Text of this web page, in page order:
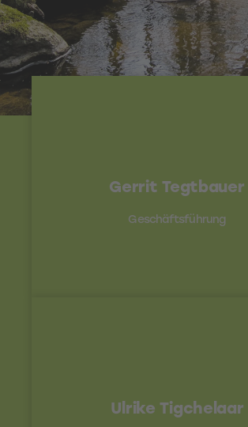
Gerrit Tegtbauer
Geschäftsführung
Mobil: 0160 - 952 279-11 /
- 770 77-12 /
Ulrike Tigchelaar
0541 - 770 77-14 /